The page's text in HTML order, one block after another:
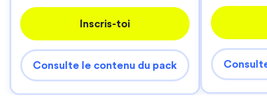
Inscris-toi
Consulte le contenu du pack